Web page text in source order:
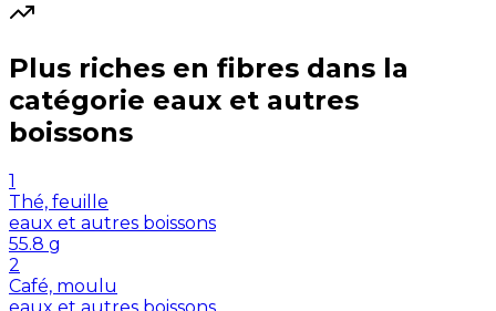
Plus riches en fibres dans la
catégorie eaux et autres
boissons
1
Thé, feuille
eaux et autres boissons
55.8 g
2
Café, moulu
eaux et autres boissons